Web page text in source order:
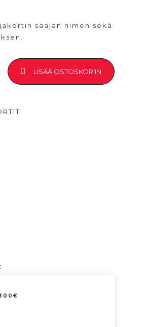
saajan nimen sekä
LISÄÄ OSTOSKORIIN